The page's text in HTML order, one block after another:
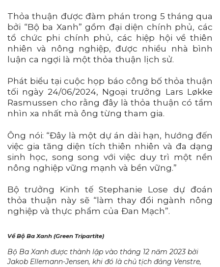
Thỏa thuận được đàm phán trong 5 tháng qua
bởi “Bộ ba Xanh” gồm đại diện chính phủ, các
tổ chức phi chính phủ, các hiệp hội về thiên
nhiên và nông nghiệp, được nhiều nhà bình
luận ca ngợi là một thỏa thuận lịch sử.
Phát biểu tại cuộc họp báo công bố thỏa thuận
tối ngày 24/06/2024, Ngoại trưởng Lars Løkke
Rasmussen cho rằng đây là thỏa thuận có tầm
nhìn xa nhất mà ông từng tham gia.
Ông nói: “Đây là một dự án dài hạn, hướng đến
việc gia tăng diện tích thiên nhiên và đa dạng
sinh học, song song với việc duy trì một nền
nông nghiệp vững mạnh và bền vững.”
Bộ trưởng Kinh tế Stephanie Lose dự đoán
thỏa thuận này sẽ “làm thay đổi ngành nông
nghiệp và thực phẩm của Đan Mạch”.
Về Bộ Ba Xanh (Green Tripartite)
Bộ Ba Xanh được thành lập vào tháng 12 năm 2023 bởi
Jakob Ellemann-Jensen, khi đó là chủ tịch đảng Venstre,